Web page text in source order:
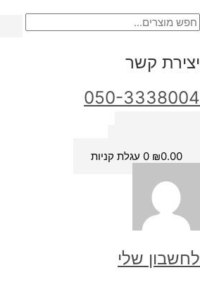
לתוכן
יצירת קשר
050-3338004
₪0.00
0 עגלת קניות
לחשבון שלי
של
pf-